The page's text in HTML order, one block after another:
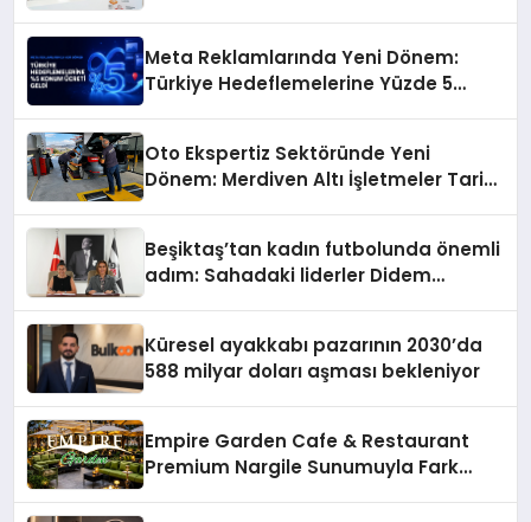
Meta Reklamlarında Yeni Dönem:
Türkiye Hedeflemelerine Yüzde 5
Oto Ekspertiz Sektöründe Yeni
Dönem: Merdiven Altı İşletmeler Tarih
Beşiktaş’tan kadın futbolunda önemli
adım: Sahadaki liderler Didem
Küresel ayakkabı pazarının 2030’da
588 milyar doları aşması bekleniyor
Empire Garden Cafe & Restaurant
Premium Nargile Sunumuyla Fark